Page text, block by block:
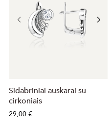
Sidabriniai auskarai su
cirkoniais
29,00 €